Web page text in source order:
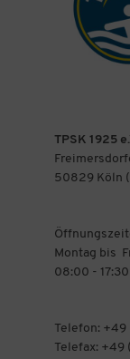
TPSK 1925
50829 Köln
Montag bis
08:00 -
Telefon: +49
Telefax: +49